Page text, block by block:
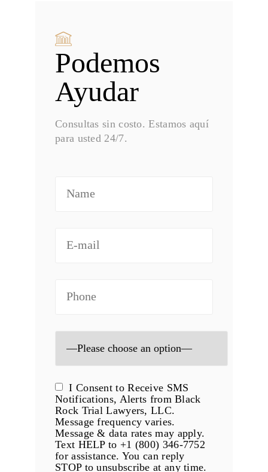
Podemos
Ayudar
Consultas sin costo. Estamos aquí
para usted 24/7.
I Consent to Receive SMS
Notifications, Alerts from Black
Rock Trial Lawyers, LLC.
Message frequency varies.
Message & data rates may apply.
Text HELP to +1 (800) 346-7752
for assistance. You can reply
STOP to unsubscribe at any time.